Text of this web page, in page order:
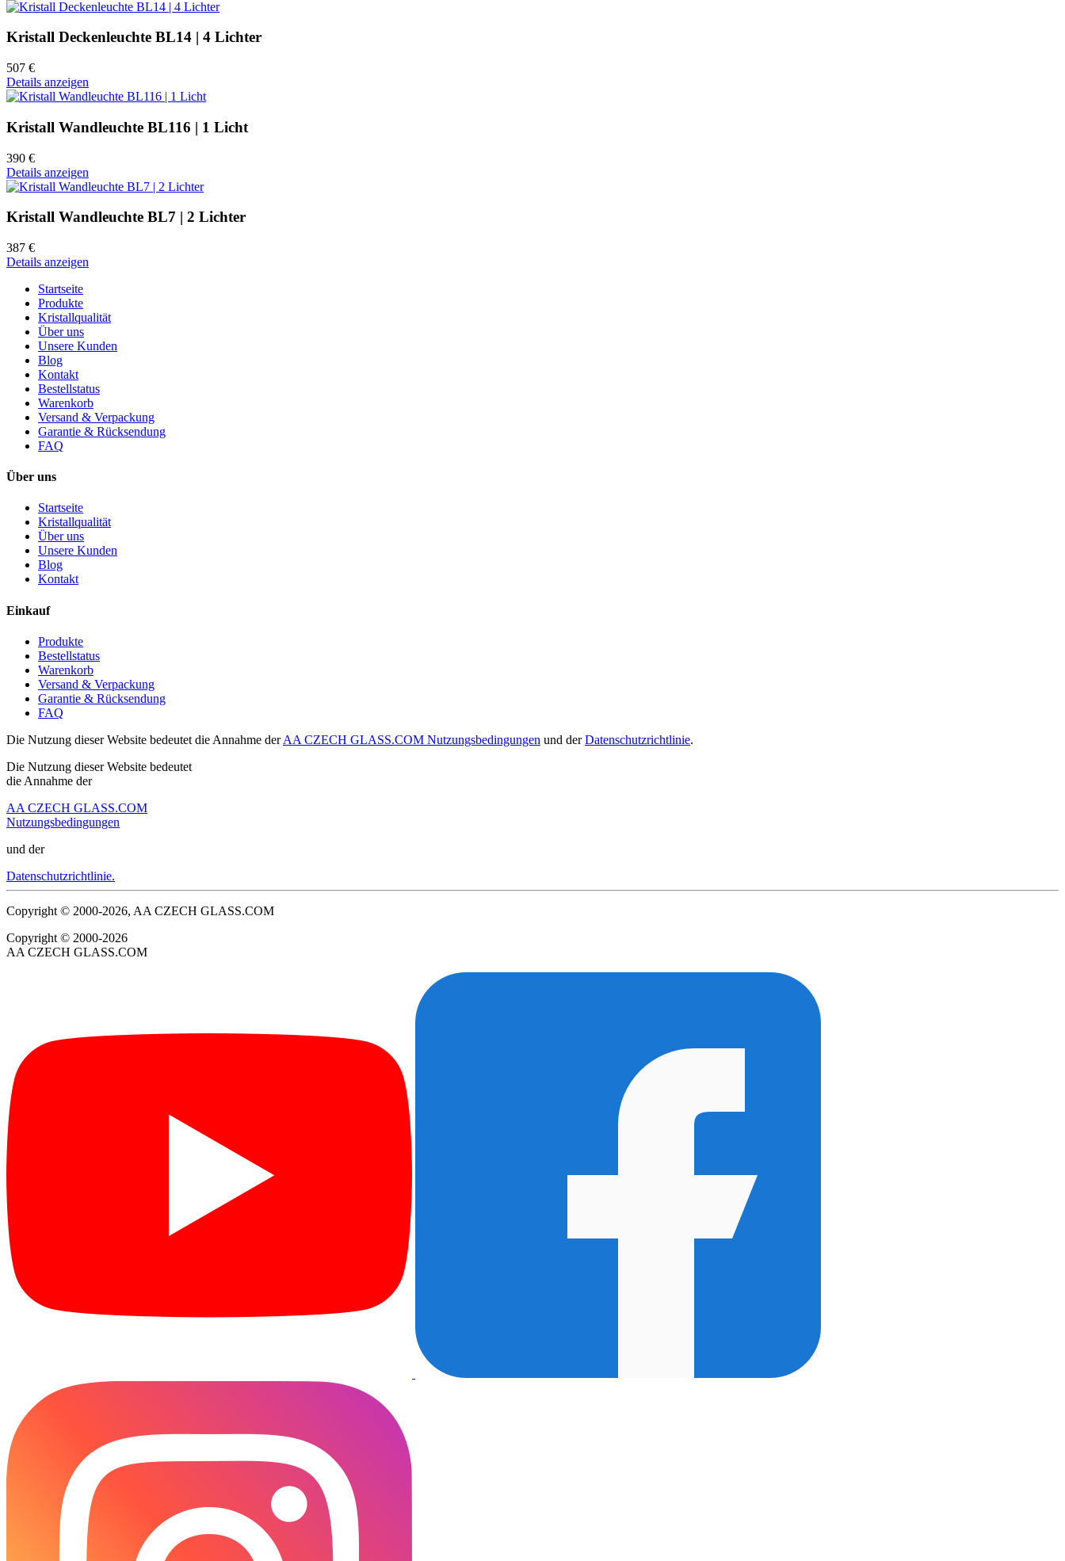
Kristall Deckenleuchte BL14 | 4 Lichter
507 €
Details anzeigen
Kristall Wandleuchte BL116 | 1 Licht
390 €
Details anzeigen
Kristall Wandleuchte BL7 | 2 Lichter
387 €
Details anzeigen
Startseite
Produkte
Kristallqualität
Über uns
Unsere Kunden
Blog
Kontakt
Bestellstatus
Warenkorb
Versand & Verpackung
Garantie & Rücksendung
FAQ
Über uns
Startseite
Kristallqualität
Über uns
Unsere Kunden
Blog
Kontakt
Einkauf
Produkte
Bestellstatus
Warenkorb
Versand & Verpackung
Garantie & Rücksendung
FAQ
Die Nutzung dieser Website bedeutet die Annahme derAA CZECH GLASS.COM Nutzungsbedingungen und derDatenschutzrichtlinie.
Die Nutzung dieser Website bedeutet
die Annahme der
AA CZECH GLASS.COM
Nutzungsbedingungen
und der
Datenschutzrichtlinie.
Copyright © 2000-2026, AA CZECH GLASS.COM
Copyright © 2000-2026
AA CZECH GLASS.COM